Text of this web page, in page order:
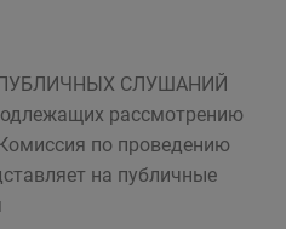
СЛУШАНИЙ
рассмотрению
по проведению
на публичные